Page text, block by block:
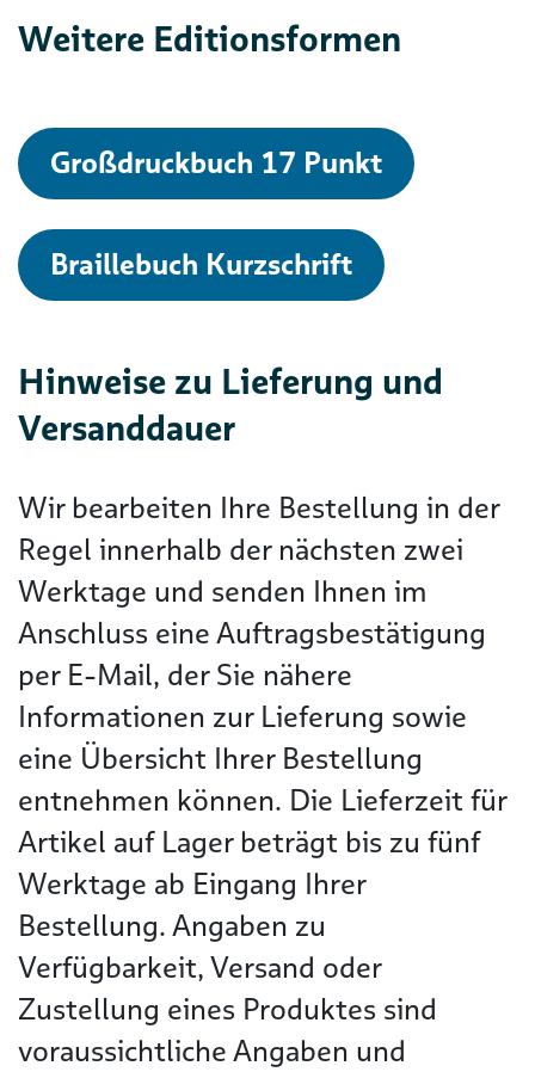
Weitere Editionsformen
Großdruckbuch 17 Punkt
Braillebuch Kurzschrift
Hinweise zu Lieferung und
Versanddauer
Wir bearbeiten Ihre Bestellung in der
Regel innerhalb der nächsten zwei
Werktage und senden Ihnen im
Anschluss eine Auftragsbestätigung
per E-Mail, der Sie nähere
Informationen zur Lieferung sowie
eine Übersicht Ihrer Bestellung
entnehmen können. Die Lieferzeit für
Artikel auf Lager beträgt bis zu fünf
Werktage ab Eingang Ihrer
Bestellung. Angaben zu
Verfügbarkeit, Versand oder
Zustellung eines Produktes sind
voraussichtliche Angaben und